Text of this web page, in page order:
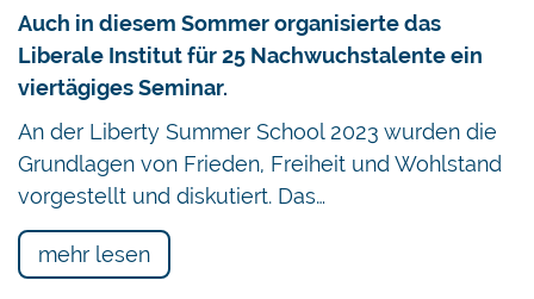
Auch in diesem Sommer organisierte das
Liberale Institut für 25 Nachwuchstalente ein
viertägiges Seminar.
An der Liberty Summer School 2023 wurden die
Grundlagen von Frieden, Freiheit und Wohlstand
vorgestellt und diskutiert. Das…
mehr lesen